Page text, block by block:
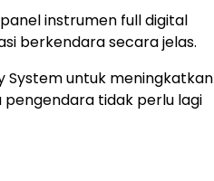
instrumen full digital
berkendara secara jelas.
System untuk meningkatkan
tidak perlu lagi